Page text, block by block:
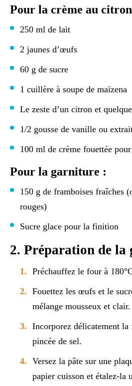
Pour la crème au
250 ml de lait
2 jaunes d’œufs
60 g de sucre
1 cuillère à soupe de maïzena
Le zeste d’un citron et
1/2 gousse de vanille ou
100 ml de crème fouettée
Pour la garniture :
150 g de framboises fraîches
rouges)
Sucre glace pour la finition
2. Préparation de la
Préchauffez le four à
Fouettez les œufs et le
mélange mousseux et clair.
Incorporez délicatement la
pincée de sel.
Versez la pâte sur une
papier cuisson et étalez-la